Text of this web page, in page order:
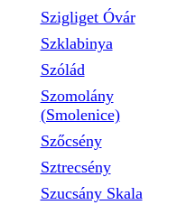
Szigliget Óvár
Szklabinya
Szólád
Szomolány
(Smolenice)
Szőcsény
Sztrecsény
Szucsány Skala